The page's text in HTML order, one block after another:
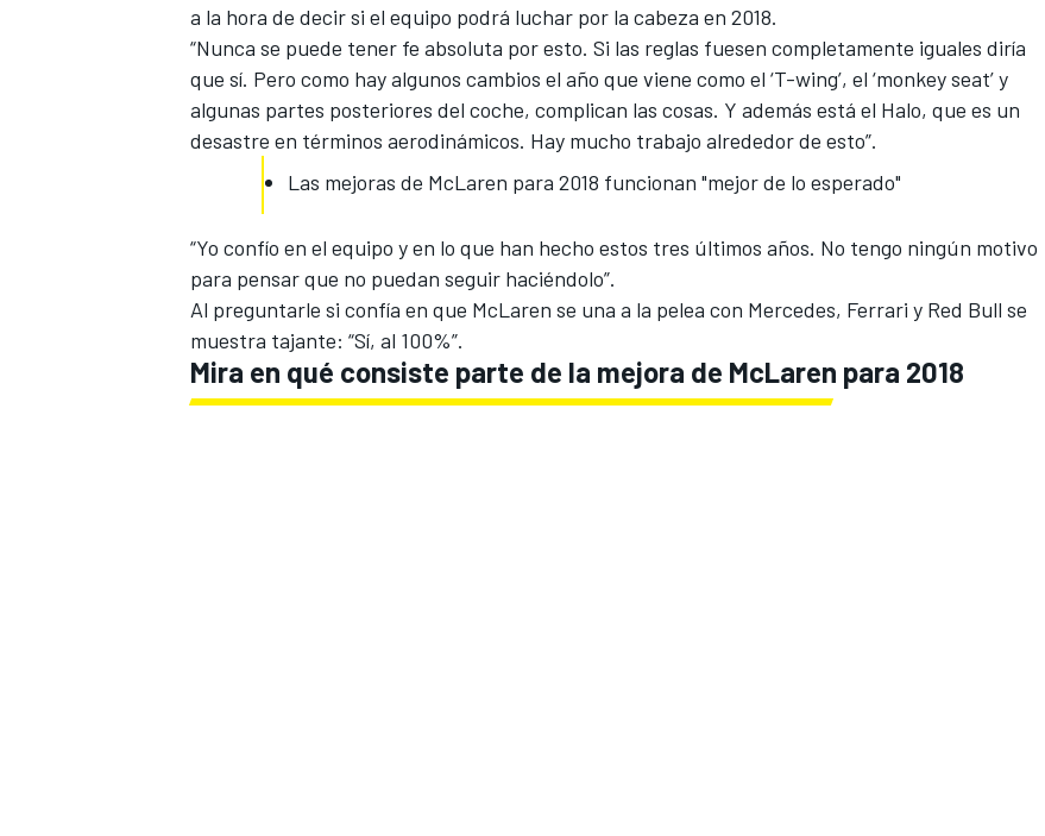
a la hora de decir si el equipo podrá luchar por la cabeza en 2018.
“Nunca se puede tener fe absoluta por esto. Si las reglas fuesen completamente iguales diría
que sí. Pero como hay algunos cambios el año que viene como el ‘T-wing’, el ‘monkey seat’ y
algunas partes posteriores del coche, complican las cosas. Y además está el Halo, que es un
desastre en términos aerodinámicos. Hay mucho trabajo alrededor de esto”.
Las mejoras de McLaren para 2018 funcionan "mejor de lo esperado"
“Yo confío en el equipo y en lo que han hecho estos tres últimos años. No tengo ningún motivo
para pensar que no puedan seguir haciéndolo”.
Al preguntarle si confía en que McLaren se una a la pelea con Mercedes, Ferrari y Red Bull se
muestra tajante: “Sí, al 100%”.
Mira en qué consiste parte de la mejora de McLaren para 2018